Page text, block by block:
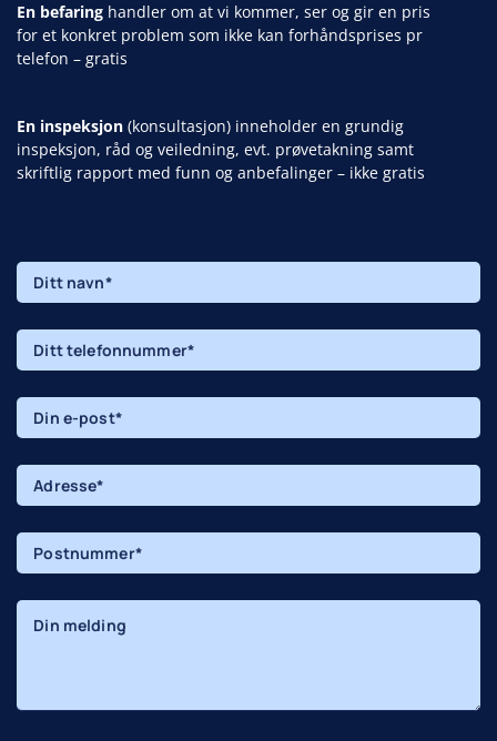
En befaring handler om at vi kommer, ser og gir en pris
for et konkret problem som ikke kan forhåndsprises pr
telefon – gratis
En inspeksjon (konsultasjon) inneholder en grundig
inspeksjon, råd og veiledning, evt. prøvetakning samt
skriftlig rapport med funn og anbefalinger – ikke gratis